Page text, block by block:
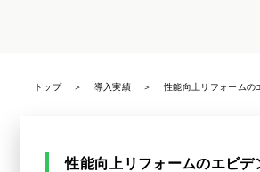
トップ ＞ 導入実績 ＞ 性能向上リフォームの
性能向上リフォームのエビデ